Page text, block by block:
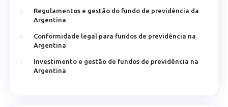
Regulamentos e gestão do fundo de previdência da
Argentina
Conformidade legal para fundos de previdência na
Argentina
Investimento e gestão de fundos de previdência na
Argentina